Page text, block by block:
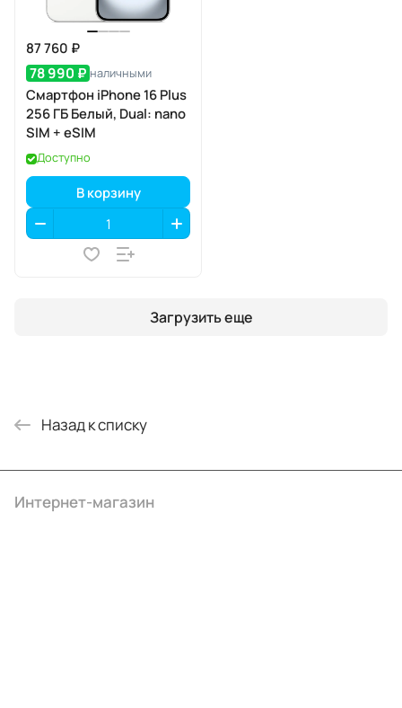
87 760 ₽
78 990 ₽ наличными
Смартфон iPhone 16 Plus
256 ГБ Белый, Dual: nano
SIM + eSIM
Доступно
В корзину
Загрузить еще
Назад к списку
Интернет-магазин